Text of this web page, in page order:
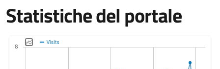
Statistiche del portale